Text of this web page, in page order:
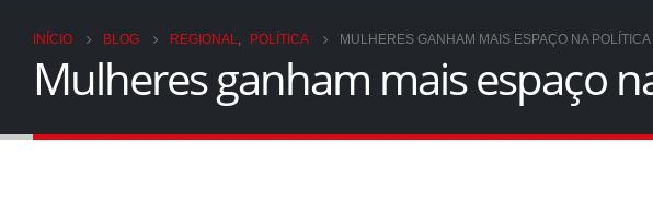
INÍCIO BLOG REGIONAL POLÍTICA MULHERES GANHAM MAIS ESPAÇO NA POLÍTICA
Mulheres ganham mais espaço